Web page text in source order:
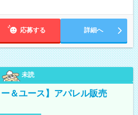
シ（0～5h/月）
応募する 詳細へ
未読
＆ユース】アパレル販売